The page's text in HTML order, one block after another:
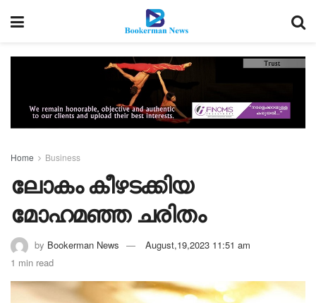
Home Business
ലോകം കീഴടക്കിയ
മോഹമഞ്ഞ ചരിതം
by Bookerman News
August,19,2023 11:51 am
1 min read